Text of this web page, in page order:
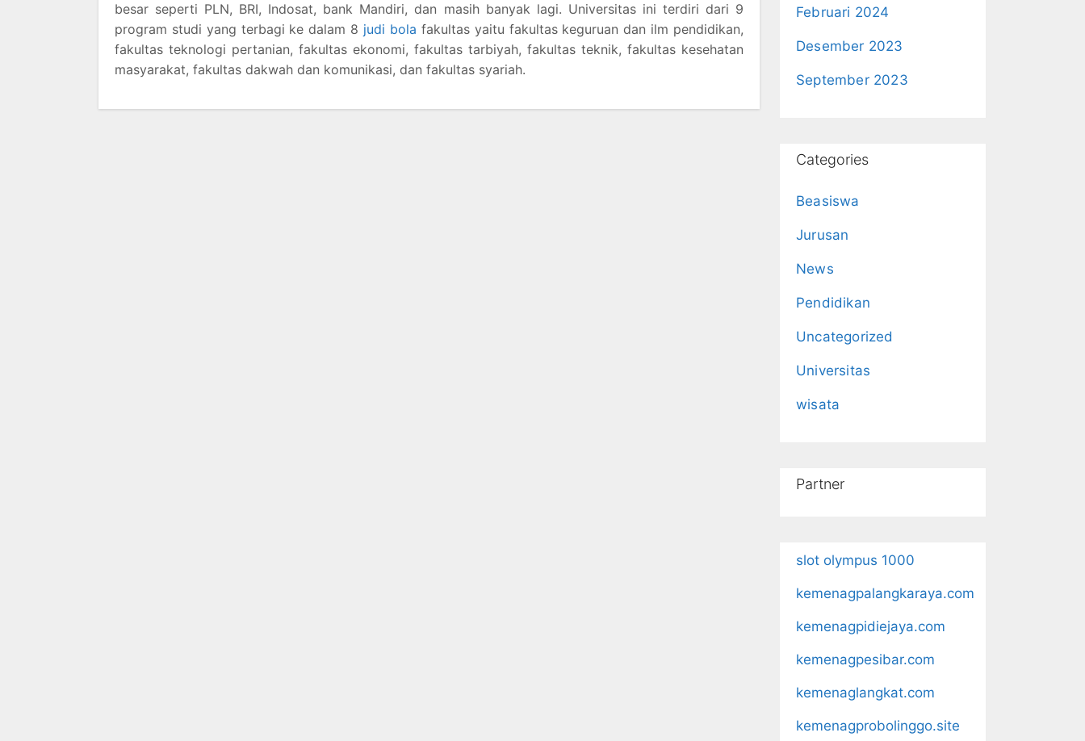
besar seperti PLN, BRI, Indosat, bank Mandiri, dan masih banyak lagi. Universitas ini terdiri dari 9
program studi yang terbagi ke dalam 8 judi bola fakultas yaitu fakultas keguruan dan ilm pendidikan,
fakultas teknologi pertanian, fakultas ekonomi, fakultas tarbiyah, fakultas teknik, fakultas kesehatan
masyarakat, fakultas dakwah dan komunikasi, dan fakultas syariah.
Februari 2024
Desember 2023
September 2023
Categories
Beasiswa
Jurusan
News
Pendidikan
Uncategorized
Universitas
wisata
Partner
slot olympus 1000
kemenagpalangkaraya.com
kemenagpidiejaya.com
kemenagpesibar.com
kemenaglangkat.com
kemenagprobolinggo.site